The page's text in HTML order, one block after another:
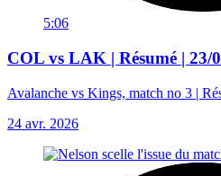
5:06
COL vs LAK | Résumé | 23/
Avalanche vs Kings, match no 3 |
24 avr. 2026